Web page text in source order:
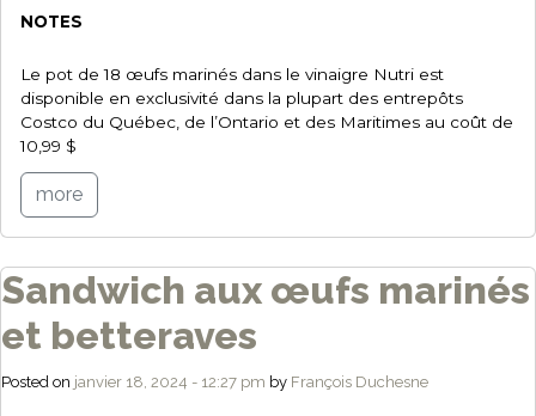
NOTES
Le pot de 18 œufs marinés dans le vinaigre Nutri est
disponible en exclusivité dans la plupart des entrepôts
Costco du Québec, de l’Ontario et des Maritimes au coût de
10,99 $
more
Sandwich aux œufs marinés
et betteraves
Posted on janvier 18, 2024 - 12:27 pm by François Duchesne